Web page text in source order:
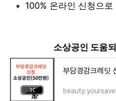
100% 온라인 신청으
소상공인 도움